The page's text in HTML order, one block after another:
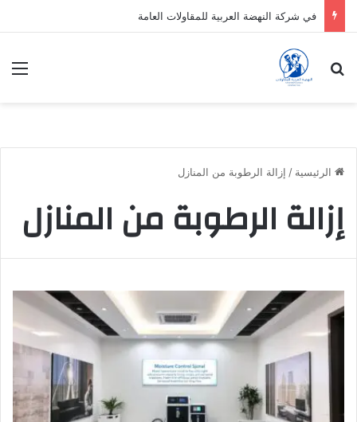
في شركة النهضة العربية للمقاولات العامة
بحث عن
الرئيسية / إزالة الرطوبة من المنازل
إزالة الرطوبة من المنازل